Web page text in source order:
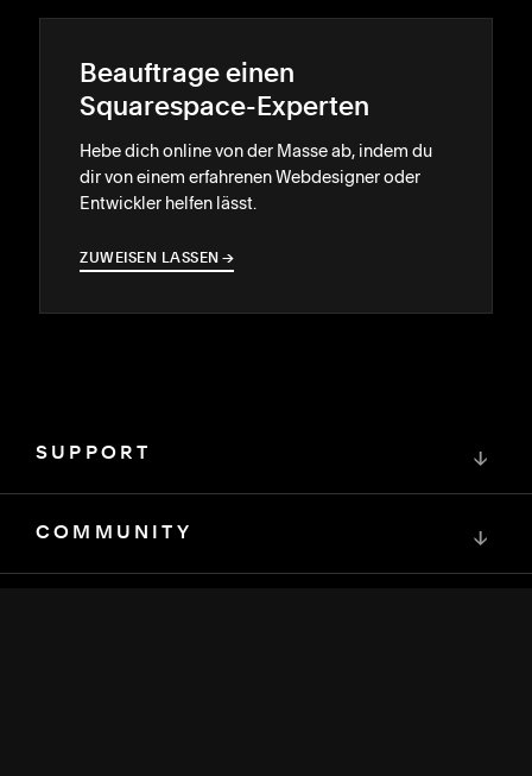
Beauftrage einen
Squarespace-Experten
Hebe dich online von der Masse ab, indem du
dir von einem erfahrenen Webdesigner oder
Entwickler helfen lässt.
ZUWEISEN LASSEN →
→
SUPPORT ↓
COMMUNITY ↓